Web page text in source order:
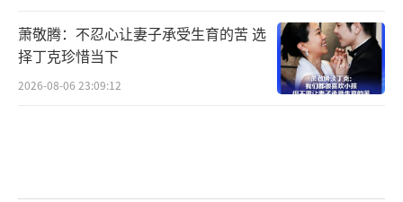
萧敬腾：不忍心让妻子承受生育的苦 选
择丁克珍惜当下
2026-08-06 23:09:12